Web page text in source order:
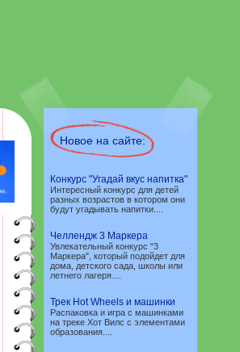
Новое на сайте:
Конкурс "Угадай вкус напитка"
Интересный конкурс для детей
разных возрастов в котором они
будут угадывать напитки....
Челлендж 3 Маркера
Увлекательный конкурс "3
Маркера", который подойдет для
дома, детского сада, школы или
летнего лагеря....
Трек Hot Wheels и машинки
Распаковка и игра с машинками
на треке Хот Вилс с элементами
образования....